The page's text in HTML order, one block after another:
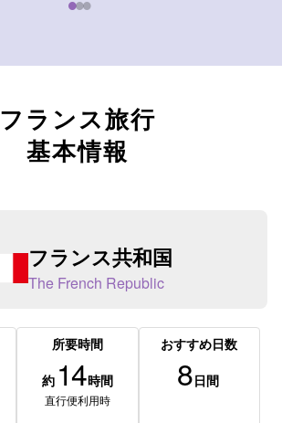
フランス旅行
基本情報
フランス共和国
The French Republic
所要時間
約 14時間
直行便利用時
おすすめ日数
8日間